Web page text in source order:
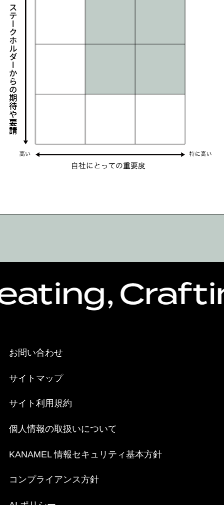
お問い合わせ
サイトマップ
サイト利用規約
個人情報の取扱いについて
KANAMEL 情報セキュリティ基本方針
コンプライアンス方針